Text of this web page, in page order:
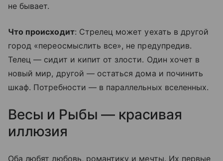
не бывает.
Что происходит: Стрелец может уехать в другой
город «переосмыслить все», не предупредив.
Телец — сидит и кипит от злости. Один хочет в
новый мир, другой — остаться дома и починить
шкаф. Потребности — в параллельных вселенных.
Весы и Рыбы — красивая
иллюзия
Оба любят любовь, романтику и мечты. Их первые